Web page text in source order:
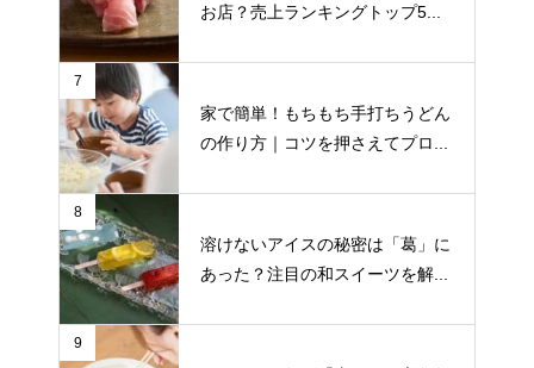
お店？売上ランキングトップ5...
7
家で簡単！もちもち手打ちうどん
の作り方｜コツを押さえてプロ...
8
溶けないアイスの秘密は「葛」に
あった？注目の和スイーツを解...
9